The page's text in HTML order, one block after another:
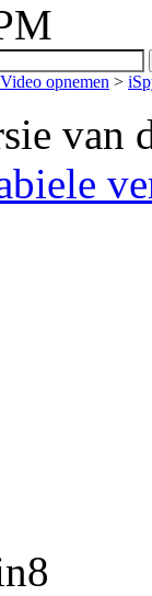
Video opnemen >
van